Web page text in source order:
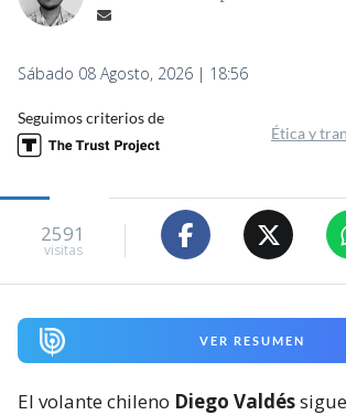
Sábado 08 Agosto, 2026 | 18:56
Seguimos criterios de
Ética y
2591
visitas
VER RESUMEN
El volante chileno Diego Valdés